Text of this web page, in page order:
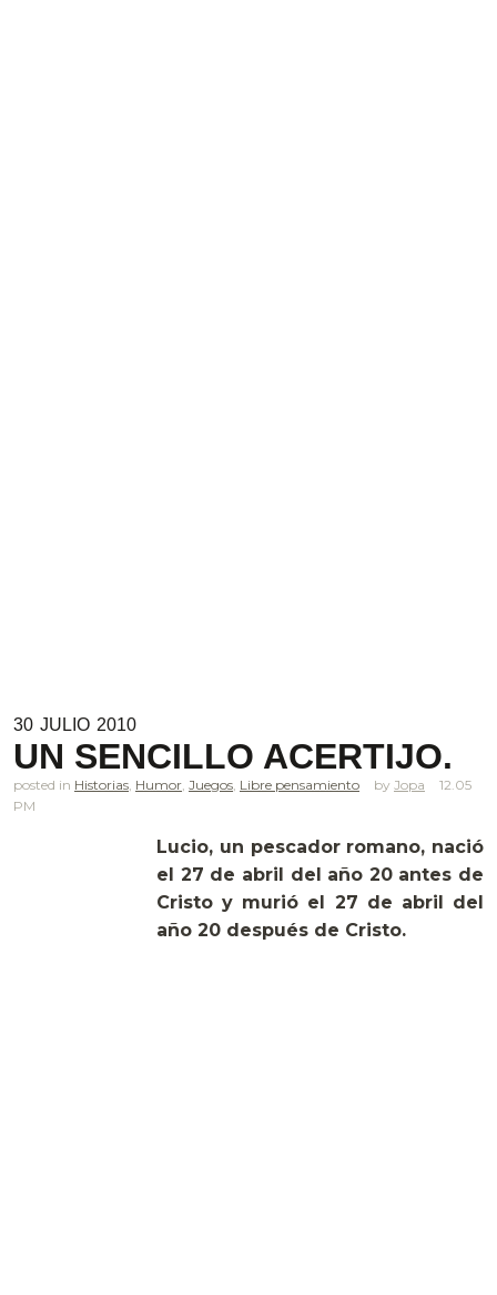
30 JULIO 2010
UN SENCILLO ACERTIJO.
posted in Historias, Humor, Juegos, Libre pensamiento Jopa
12.05
PM
Lucio, un pescador romano, nació
el 27 de abril del año 20 antes de
Cristo y murió el 27 de abril del
año 20 después de Cristo.